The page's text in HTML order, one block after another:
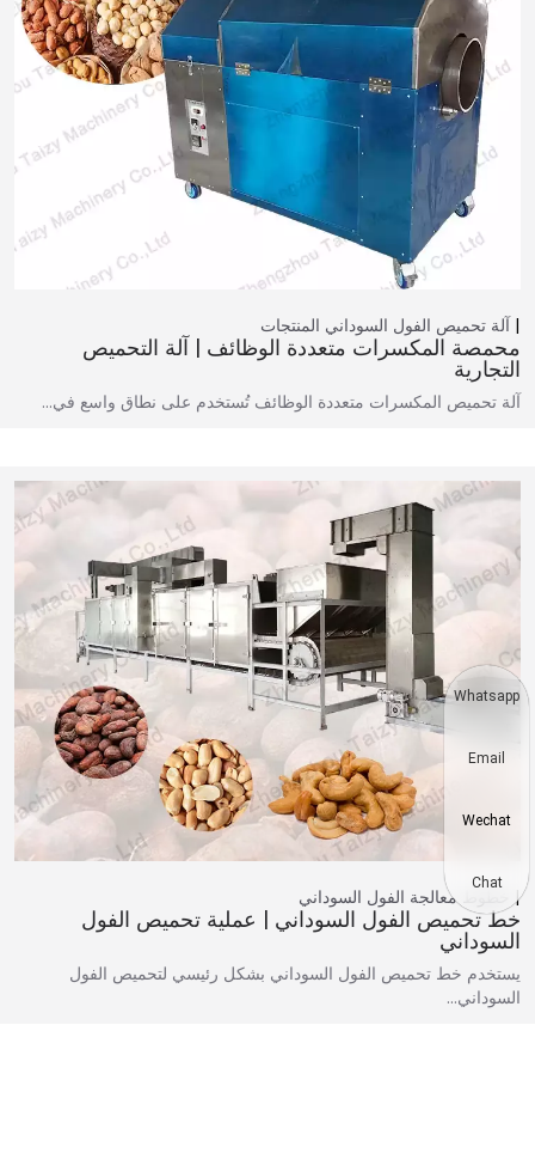
آلة تحميص الفول السوداني المنتجات
محمصة المكسرات متعددة الوظائف | آلة التحميص
التجارية
آلة تحميص المكسرات متعددة الوظائف تُستخدم على نطاق واسع في…
خطوط معالجة الفول السوداني
خط تحميص الفول السوداني | عملية تحميص الفول
السوداني
يستخدم خط تحميص الفول السوداني بشكل رئيسي لتحميص الفول
السوداني…
Whatsapp
Email
Wechat
Chat